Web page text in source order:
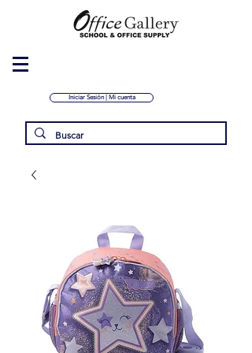
Iniciar Sesión | Mi cuenta